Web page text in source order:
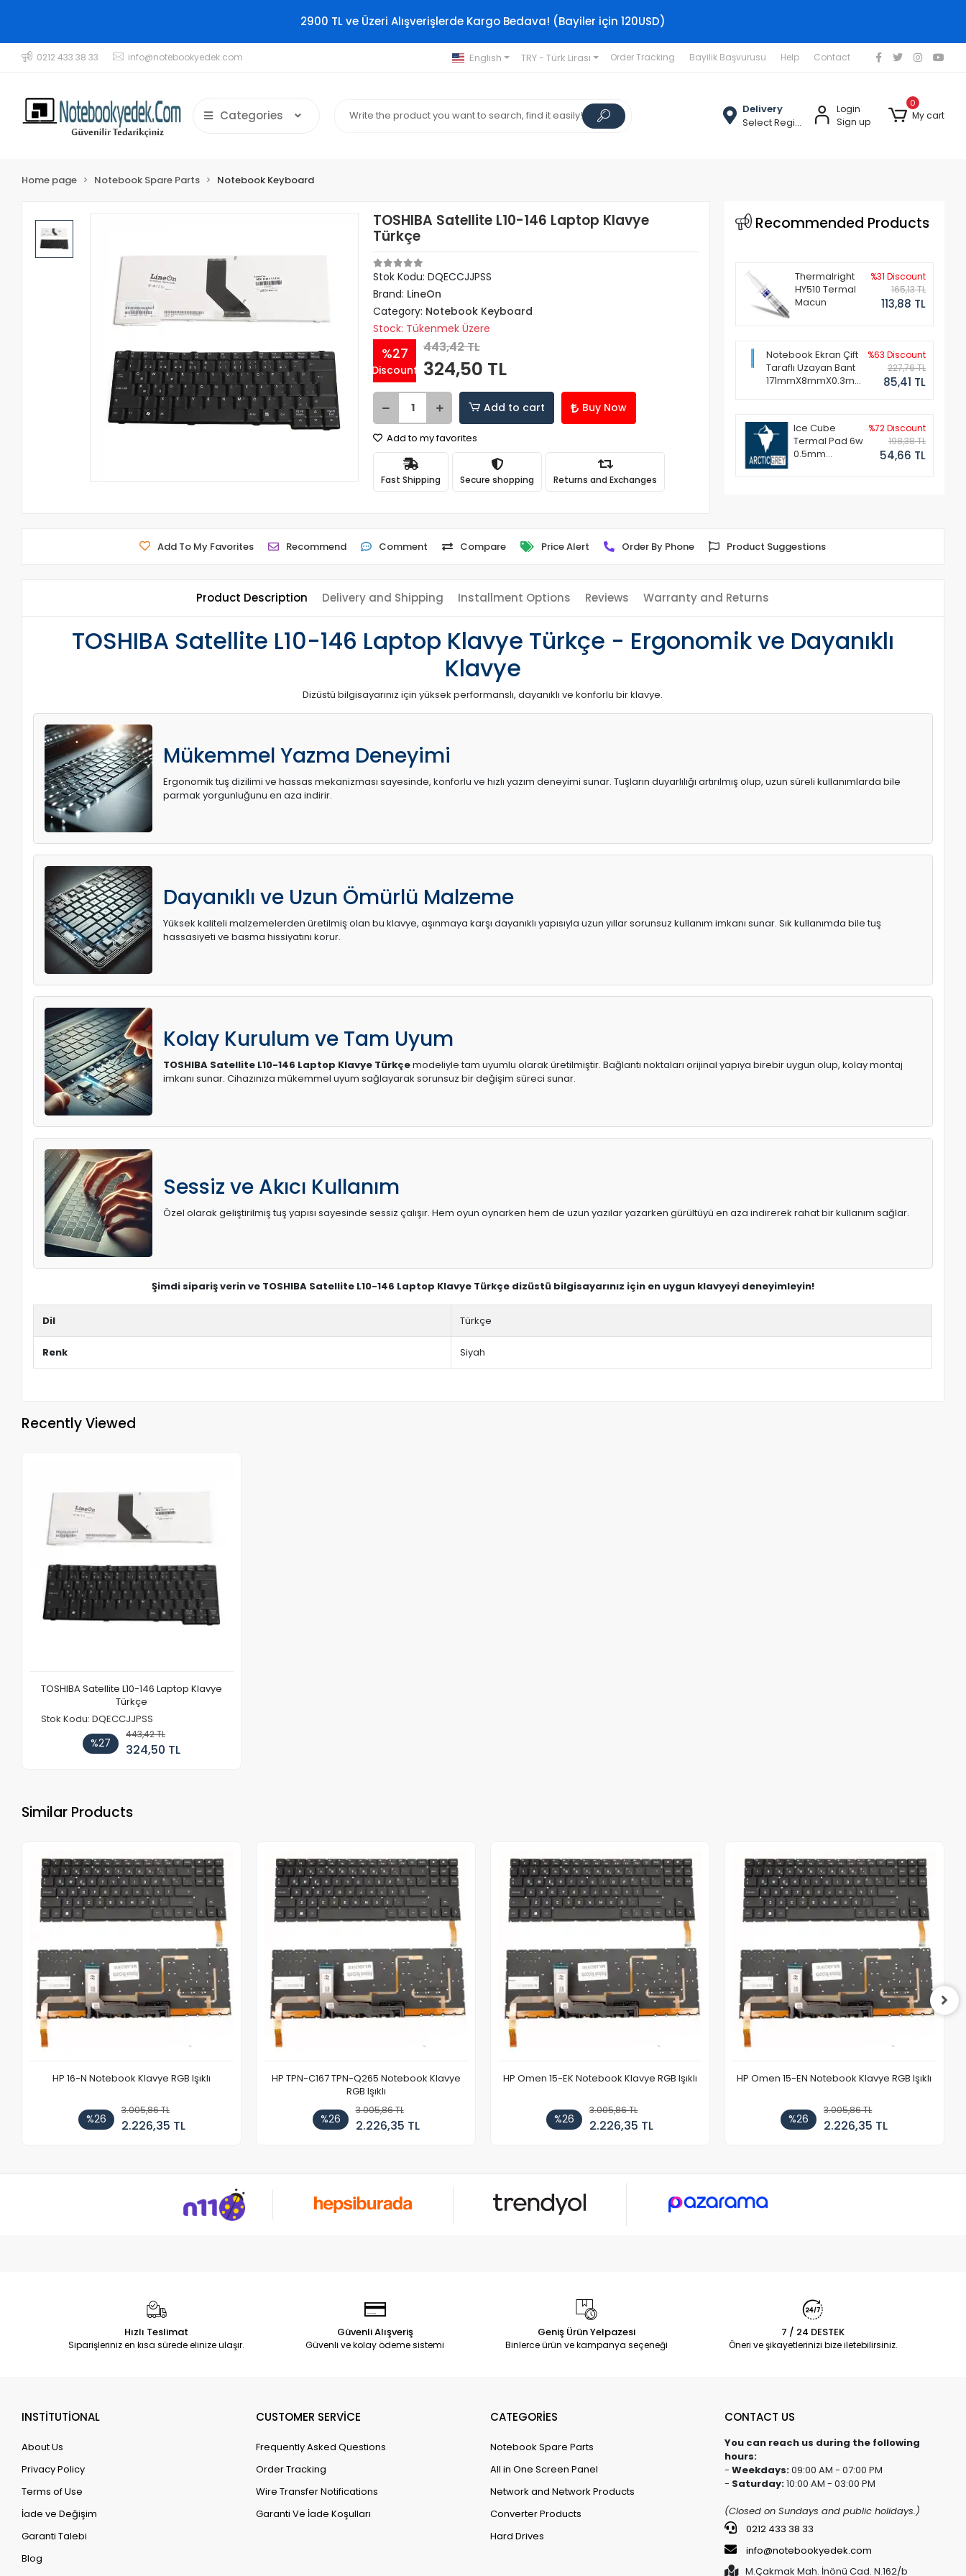
2900 TL ve Üzeri Alışverişlerde Kargo Bedava! (Bayiler için 120USD)
0212 433 38 33 info@notebookyedek.com English TRY - Türk Lirası Order Tracking Bayilik Başvurusu Help Contact
Categories
Delivery
Select Region
Login
Sign up
0
My cart
Home page Notebook Spare Parts Notebook Keyboard
TOSHIBA Satellite L10-146 Laptop Klavye
Türkçe
Stok Kodu: DQECCJJPSS
Brand: LineOn
Category: Notebook Keyboard
Stock: Tükenmek Üzere
%27
Discount
443,42 TL
324,50 TL
Add to cart Buy Now
Add to my favorites
Fast Shipping Secure shopping Returns and Exchanges
Recommended Products
Thermalright
HY510 Termal
Macun
%31 Discount
165,13 TL
113,88 TL
Notebook Ekran Çift
Taraflı Uzayan Bant
171mmX8mmX0.3mm
%63 Discount
227,76 TL
85,41 TL
Ice Cube
Termal Pad 6w
0.5mm
%72 Discount
198,38 TL
54,66 TL
Add To My Favorites Recommend Comment Compare Price Alert Order By Phone Product Suggestions
Product Description Delivery and Shipping Installment Options Reviews Warranty and Returns
TOSHIBA Satellite L10-146 Laptop Klavye Türkçe - Ergonomik ve Dayanıklı
Klavye
Dizüstü bilgisayarınız için yüksek performanslı, dayanıklı ve konforlu bir klavye.
Mükemmel Yazma Deneyimi
Ergonomik tuş dizilimi ve hassas mekanizması sayesinde, konforlu ve hızlı yazım deneyimi sunar. Tuşların duyarlılığı artırılmış olup, uzun süreli kullanımlarda bile
parmak yorgunluğunu en aza indirir.
Dayanıklı ve Uzun Ömürlü Malzeme
Yüksek kaliteli malzemelerden üretilmiş olan bu klavye, aşınmaya karşı dayanıklı yapısıyla uzun yıllar sorunsuz kullanım imkanı sunar. Sık kullanımda bile tuş
hassasiyeti ve basma hissiyatını korur.
Kolay Kurulum ve Tam Uyum
TOSHIBA Satellite L10-146 Laptop Klavye Türkçemodeliyle tam uyumlu olarak üretilmiştir. Bağlantı noktaları orijinal yapıya birebir uygun olup, kolay montaj
imkanı sunar. Cihazınıza mükemmel uyum sağlayarak sorunsuz bir değişim süreci sunar.
Sessiz ve Akıcı Kullanım
Özel olarak geliştirilmiş tuş yapısı sayesinde sessiz çalışır. Hem oyun oynarken hem de uzun yazılar yazarken gürültüyü en aza indirerek rahat bir kullanım sağlar.
Şimdi sipariş verin ve TOSHIBA Satellite L10-146 Laptop Klavye Türkçe dizüstü bilgisayarınız için en uygun klavyeyi deneyimleyin!
Dil Türkçe
Renk Siyah
Recently Viewed
TOSHIBA Satellite L10-146 Laptop Klavye
Türkçe
Stok Kodu: DQECCJJPSS
%27
443,42 TL
324,50 TL
Similar Products
HP 16-N Notebook Klavye RGB Işıklı
%26
3.005,86 TL
2.226,35 TL
HP TPN-C167 TPN-Q265 Notebook Klavye
RGB Işıklı
%26
3.005,86 TL
2.226,35 TL
HP Omen 15-EK Notebook Klavye RGB Işıklı
%26
3.005,86 TL
2.226,35 TL
HP Omen 15-EN Notebook Klavye RGB Işıklı
%26
3.005,86 TL
2.226,35 TL
Hızlı Teslimat
Siparişleriniz en kısa sürede elinize ulaşır.
Güvenli Alışveriş
Güvenli ve kolay ödeme sistemi
Geniş Ürün Yelpazesi
Binlerce ürün ve kampanya seçeneği
7 / 24 DESTEK
Öneri ve şikayetlerinizi bize iletebilirsiniz.
INSTİTUTİONAL
About Us
Privacy Policy
Terms of Use
İade ve Değişim
Garanti Talebi
Blog
CUSTOMER SERVİCE
Frequently Asked Questions
Order Tracking
Wire Transfer Notifications
Garanti Ve İade Koşulları
CATEGORİES
Notebook Spare Parts
All in One Screen Panel
Network and Network Products
Converter Products
Hard Drives
CONTACT US
You can reach us during the following
hours:
- Weekdays:09:00 AM - 07:00 PM
- Saturday:10:00 AM - 03:00 PM
(Closed on Sundays and public holidays.)
0212 433 38 33
info@notebookyedek.com
M.Çakmak Mah. İnönü Cad. N.162/b